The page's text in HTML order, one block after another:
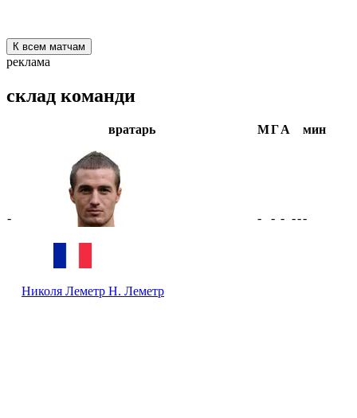
К всем матчам
реклама
склад команди
вратарь МГА мин
-
Николя Леметр Н. Леметр
- - - ---